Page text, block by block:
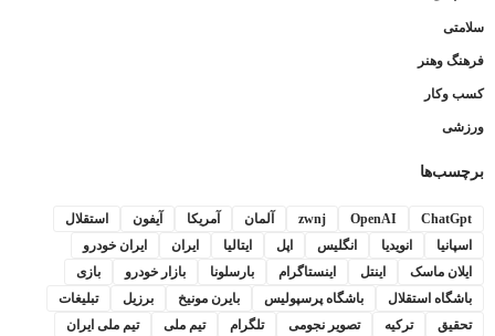
سلامتی
فرهنگ وهنر
کسب وکار
ورزشی
برچسب‌ها
ChatGpt
OpenAI
zwnj آلمان آمریکا آیفون
استقلال
اسپانیا
انویدیا انگلیس اپل ایتالیا ایران
ایران خودرو
ایلان ماسک
اینتل اینستاگرام بارسلونا بازار خودرو
بازی
باشگاه استقلال
باشگاه پرسپولیس بایرن مونیخ برزیل
تبلیغات
تحقیق
ترکیه تصویر نجومی تلگرام تیم ملی
تیم ملی ایران